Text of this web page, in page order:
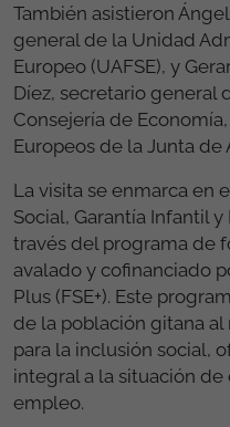
También asistieron
general de la Unidad
Europeo (UAFSE), y
Díez, secretario general
Consejería de
Europeos de la Junta de
La visita se enmarca en
Social, Garantía Infantil
través del programa de
avalado y cofinanciado
Plus (FSE+). Este
de la población gitana
para la inclusión social,
integral a la situación
empleo.